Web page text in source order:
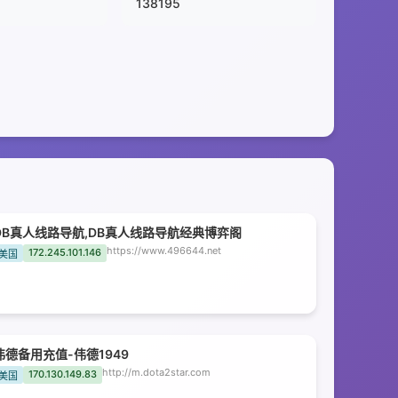
138195
真人线路导航,DB真人线路导航经典博弈阁
国 172.245.101.146 https://www.496644.net
德备用充值-伟德1949
国 170.130.149.83 http://m.dota2star.com